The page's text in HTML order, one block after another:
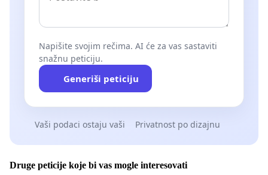
Napišite svojim rečima. AI će za vas sastaviti
snažnu peticiju.
Generiši peticiju
Vaši podaci ostaju vaši Privatnost po dizajnu
Druge peticije koje bi vas mogle interesovati